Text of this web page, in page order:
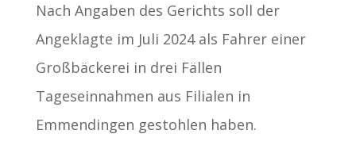
Nach Angaben des Gerichts soll der
Angeklagte im Juli 2024 als Fahrer einer
Großbäckerei in drei Fällen
Tageseinnahmen aus Filialen in
Emmendingen gestohlen haben.